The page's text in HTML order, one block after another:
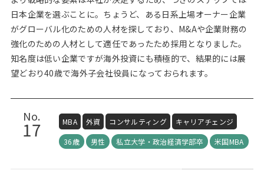
日本企業を選ぶことに。ちょうど、ある日系上場オーナー企業
がグローバル化のための人材を探しており、M&Aや企業財務の
強化のための人材として適任であったため採用となりました。
知名度は低い企業ですが海外投資にも積極的で、結果的には展
望どおり40歳で海外子会社役員になっておられます。
No.
17 MBA 外資 コンサルティング
キャリアチェンジ
36歳
男性 私立大学・政治経済学部卒 米国MBA